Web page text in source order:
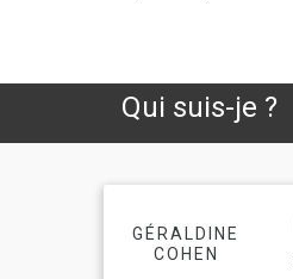
Qui suis-je ?
GÉRALDINE
COHEN